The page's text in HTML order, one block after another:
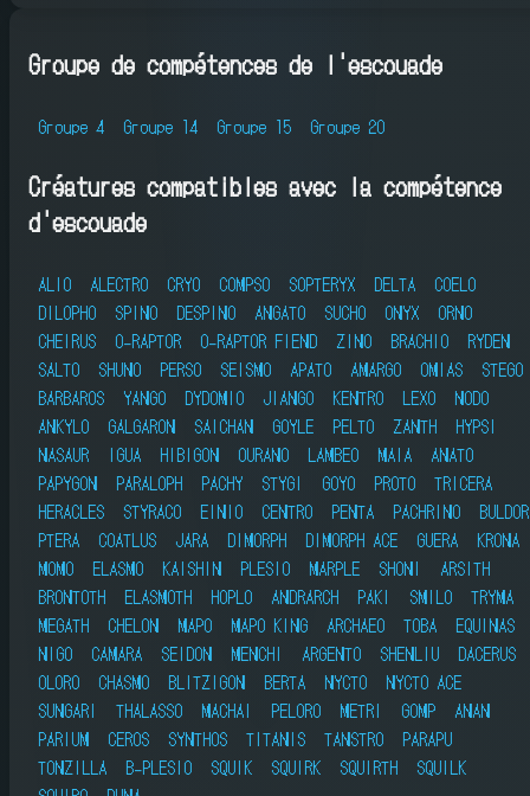
Groupe de compétences de l'escouade
Groupe 4 Groupe 14 Groupe 15 Groupe 20
Créatures compatibles avec la compétence
d'escouade
ALIO ALECTRO CRYO COMPSO SOPTERYX DELTA
COELO
DILOPHO
SPINO DESPINO ANGATO SUCHO ONYX
ORNO
CHEIRUS
O-RAPTOR O-RAPTOR FIEND ZINO BRACHIO
RYDEN
SALTO
SHUNO PERSO SEISMO APATO AMARGO OMIAS
STEGO
BARBAROS
YANGO DYDOMIO JIANGO KENTRO LEXO
NODO
ANKYLO
GALGARON SAICHAN GOYLE PELTO ZANTH
HYPSI
NASAUR
IGUA HIBIGON OURANO LAMBEO MAIA
ANATO
PAPYGON
PARALOPH PACHY STYGI GOYO PROTO
TRICERA
HERACLES
STYRACO EINIO CENTRO PENTA PACHRINO
BULDOR
PTERA
COATLUS JARA DIMORPH DIMORPH ACE GUERA
KRONA
MOMO
ELASMO KAISHIN PLESIO MARPLE SHONI
ARSITH
BRONTOTH
ELASMOTH HOPLO ANDRARCH PAKI SMILO
TRYMA
MEGATH
CHELON MAPO MAPO KING ARCHAEO TOBA
EQUINAS
NIGO
CAMARA SEIDON MENCHI ARGENTO SHENLIU
DACERUS
OLORO
CHASMO BLITZIGON BERTA NYCTO
NYCTO ACE
SUNGARI
THALASSO MACHAI PELORO METRI GOMP
ANAN
PARIUM
CEROS SYNTHOS TITANIS TANSTRO
PARAPU
TONZILLA
B-PLESIO SQUIK SQUIRK SQUIRTH
SQUILK